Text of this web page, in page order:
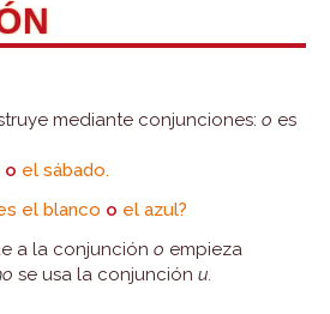
mediante conjunciones: o es
o el sábado.
el blanco o el azul?
a la conjunción o empieza
se usa la conjunción u.